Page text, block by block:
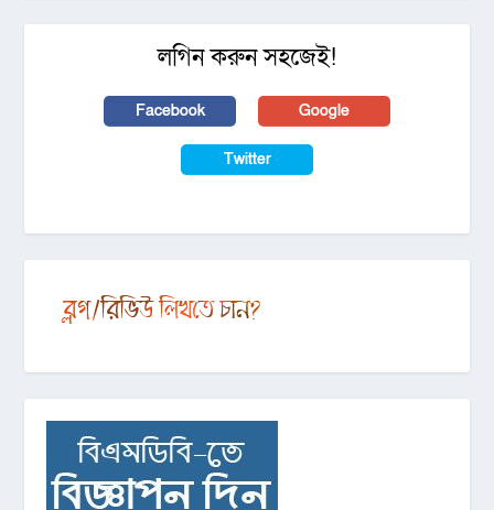
লগিন করুন সহজেই!
Facebook Google
Twitter